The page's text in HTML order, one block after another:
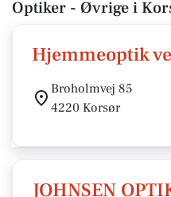
Optiker - Øvrige i
Hjemmeoptik
Broholmvej 85
4220 Korsør
JOHNSEN